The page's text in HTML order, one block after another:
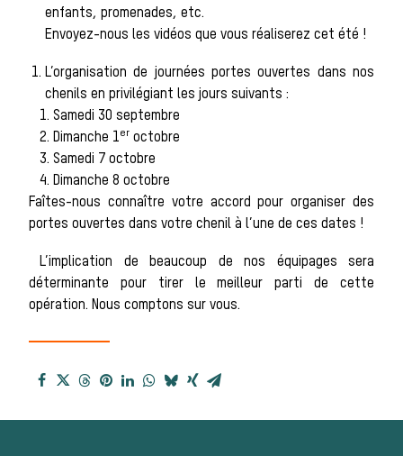
chasse
Les veneurs
Chasser les idées
reçues
Histoire de la
enfants, promenades, etc.
Envoyez-nous les vidéos que vous réaliserez cet été !
L’organisation de journées portes ouvertes dans nos
chenils en privilégiant les jours suivants :
Samedi 30 septembre
Dimanche 1er octobre
Samedi 7 octobre
Dimanche 8 octobre
Faîtes-nous connaître votre accord pour organiser des
portes ouvertes dans votre chenil à l’une de ces dates !
L’implication de beaucoup de nos équipages sera
déterminante pour tirer le meilleur parti de cette
opération. Nous comptons sur vous.